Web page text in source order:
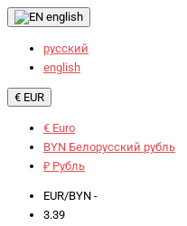
english
русский
english
€ EUR
€ Euro
BYN Белорусский рубль
₽ Рубль
EUR/BYN -
3.39